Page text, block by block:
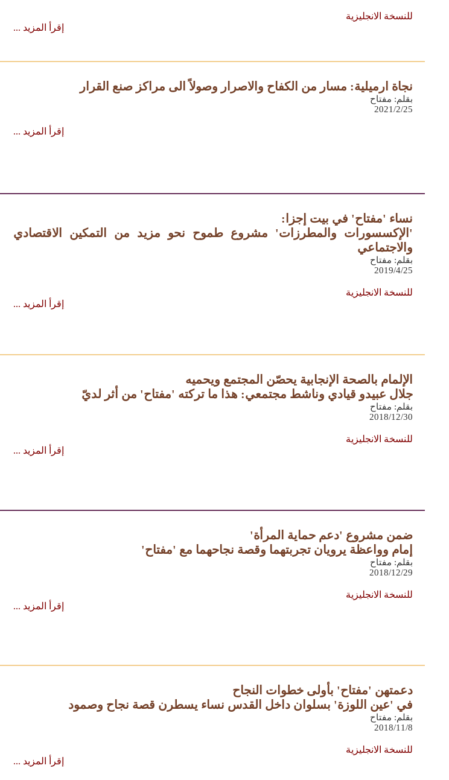
للنسخة الانجليزية
إقرأ المزيد ...
نجاة ارميلية: مسار من الكفاح والاصرار وصولاً الى مراكز صنع القرار
بقلم: مفتاح
2021/2/25
إقرأ المزيد ...
نساء 'مفتاح' في بيت إجزا:
'الإكسسورات والمطرزات' مشروع طموح نحو مزيد من التمكين الاقتصادي
والاجتماعي
بقلم: مفتاح
2019/4/25
للنسخة الانجليزية
إقرأ المزيد ...
الإلمام بالصحة الإنجابية يحصّن المجتمع ويحميه
جلال عبيدو قيادي وناشط مجتمعي: هذا ما تركته 'مفتاح' من أثر لديّ
بقلم: مفتاح
2018/12/30
للنسخة الانجليزية
إقرأ المزيد ...
ضمن مشروع 'دعم حماية المرأة'
إمام وواعظة يرويان تجربتهما وقصة نجاحهما مع 'مفتاح'
بقلم: مفتاح
2018/12/29
للنسخة الانجليزية
إقرأ المزيد ...
دعمتهن 'مفتاح' بأولى خطوات النجاح
في 'عين اللوزة' بسلوان داخل القدس نساء يسطرن قصة نجاح وصمود
بقلم: مفتاح
2018/11/8
للنسخة الانجليزية
إقرأ المزيد ...